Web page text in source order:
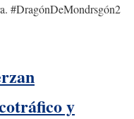
#DragónDeMondrsgón2
y